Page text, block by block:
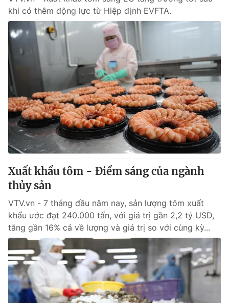
khi có thêm động lực từ Hiệp định EVFTA.
Xuất khẩu tôm - Điểm sáng của ngành
thủy sản
VTV.vn - 7 tháng đầu năm nay, sản lượng tôm xuất
khẩu ước đạt 240.000 tấn, với giá trị gần 2,2 tỷ USD,
tăng gần 16% cả về lượng và giá trị so với cùng kỳ...